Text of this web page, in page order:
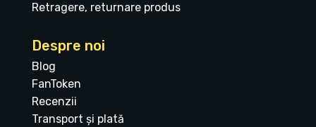
Retragere, returnare produs
Despre noi
Blog
FanToken
Recenzii
Transport și plată